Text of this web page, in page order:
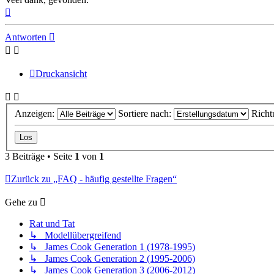
Antworten
Druckansicht
Anzeigen: Sortiere nach:
3 Beiträge • Seite 1 von 1
Zurück zu „FAQ - häufig gestellte Fragen“
Gehe zu
Rat und Tat
↳ Modellübergreifend
↳ James Cook Generation 1 (1978-1995)
↳ James Cook Generation 2 (1995-2006)
↳ James Cook Generation 3 (2006-2012)